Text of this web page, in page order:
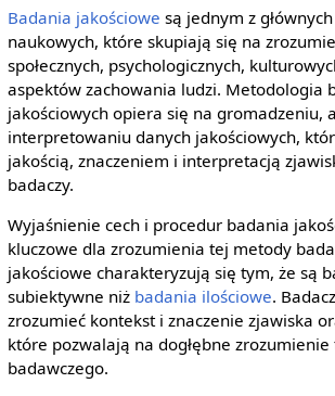
Badania jakościowe są jednym z
naukowych, które skupiają się na
społecznych, psychologicznych,
aspektów zachowania ludzi. Metodologia
jakościowych opiera się na gromadzeniu,
interpretowaniu danych jakościowych,
jakością, znaczeniem i interpretacją
badaczy.
Wyjaśnienie cech i procedur badania
kluczowe dla zrozumienia tej metody
jakościowe charakteryzują się tym, że są
subiektywne niż badania ilościowe.
zrozumieć kontekst i znaczenie zjawiska
które pozwalają na dogłębne
badawczego.